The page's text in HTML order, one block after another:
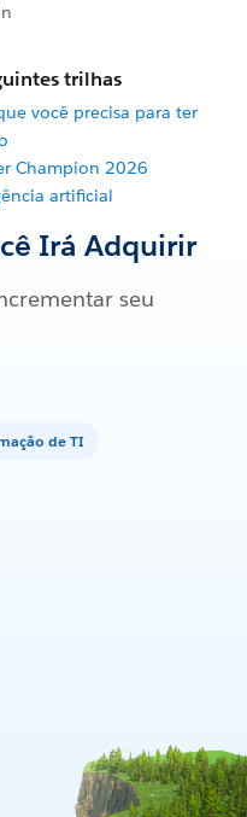
trilhas
você precisa para ter
Champion 2026
artificial
Irá Adquirir
seu
de TI